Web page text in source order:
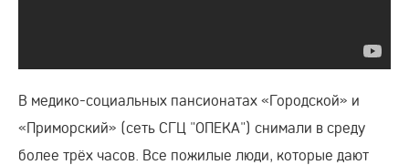
В медико-социальных пансионатах «Городской» и
«Приморский» (сеть СГЦ "ОПЕКА") снимали в среду
более трёх часов. Все пожилые люди, которые дают